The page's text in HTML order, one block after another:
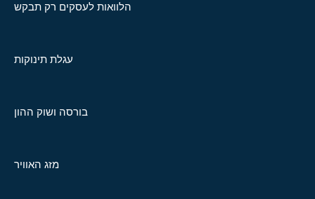
הלוואות לעסקים רק תבקש
עגלת תינוקות
בורסה ושוק ההון
מזג האוויר